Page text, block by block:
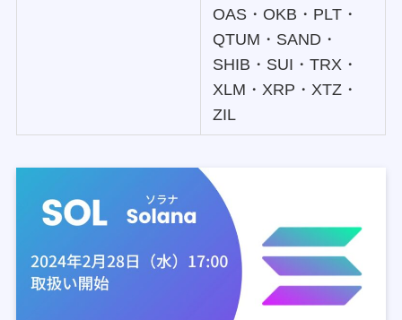
OAS・OKB・PLT・
QTUM・SAND・
SHIB・SUI・TRX・
XLM・XRP・XTZ・
ZIL